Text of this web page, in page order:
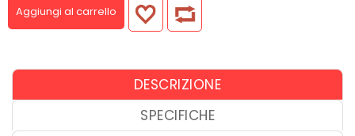
Aggiungi al carrello
DESCRIZIONE
SPECIFICHE